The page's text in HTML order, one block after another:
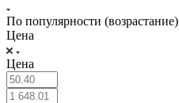
По популярности (возрастание)
Цена
Цена